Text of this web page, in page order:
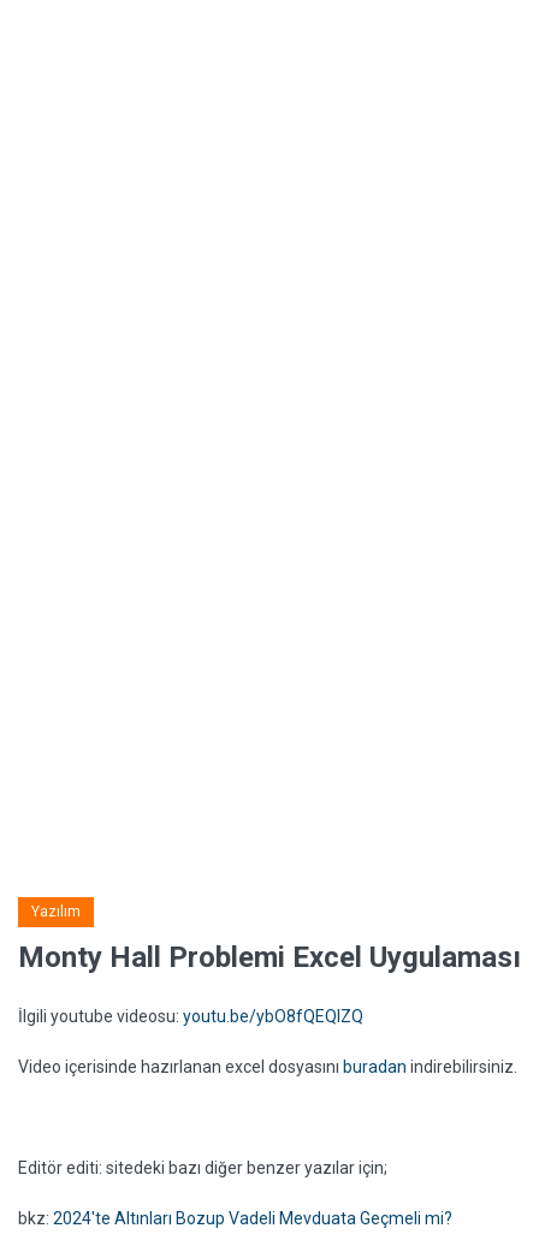
Yazılım
Monty Hall Problemi Excel Uygulaması
İlgili youtube videosu: youtu.be/ybO8fQEQIZQ
Video içerisinde hazırlanan excel dosyasını buradan indirebilirsiniz.
Editör editi: sitedeki bazı diğer benzer yazılar için;
bkz: 2024'te Altınları Bozup Vadeli Mevduata Geçmeli mi?